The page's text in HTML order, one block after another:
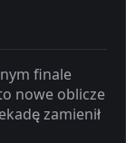
finale
nowe oblicze
zamienił